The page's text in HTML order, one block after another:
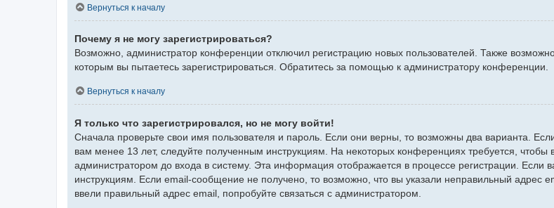
Вернуться к началу
Почему я не могу зарегистрироваться?
Возможно, администратор конференции отключил регистрацию новых пользователей. Также
которым вы пытаетесь зарегистрироваться. Обратитесь за помощью к администратору конференции.
Вернуться к началу
Я только что зарегистрировался, но не могу войти!
Сначала проверьте свои имя пользователя и пароль. Если они верны, то возможны два варианта.
вам менее 13 лет, следуйте полученным инструкциям. На некоторых конференциях требуется,
администратором до входа в систему. Эта информация отображается в процессе регистрации.
инструкциям. Если email-сообщение не получено, то возможно, что вы указали неправильный адрес
ввели правильный адрес email, попробуйте связаться с администратором.